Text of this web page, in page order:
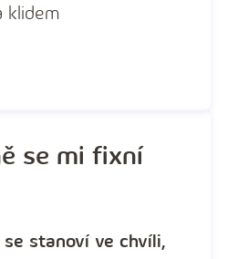
klidem
se mi fixní
stanoví ve chvíli,